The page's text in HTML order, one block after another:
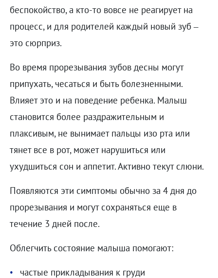
беспокойство, а кто-то вовсе не реагирует на
процесс, и для родителей каждый новый зуб –
это сюрприз.
Во время прорезывания зубов десны могут
припухать, чесаться и быть болезненными.
Влияет это и на поведение ребенка. Малыш
становится более раздражительным и
плаксивым, не вынимает пальцы изо рта или
тянет все в рот, может нарушиться или
ухудшиться сон и аппетит. Активно текут слюни.
Появляются эти симптомы обычно за 4 дня до
прорезывания и могут сохраняться еще в
течение 3 дней после.
Облегчить состояние малыша помогают:
частые прикладывания к груди